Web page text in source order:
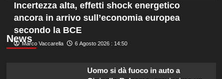
News
Incertezza alta, effetti shock energetico
ancora in arrivo sull’economia europea
secondo la BCE
Marco Vaccarella 6 Agosto 2026 : 14:50
Uomo si dà fuoco in auto a